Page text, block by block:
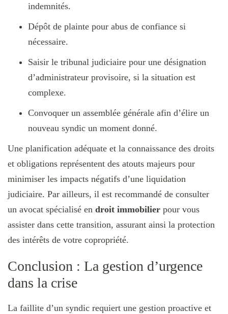
indemnités.
Dépôt de plainte pour abus de confiance si
nécessaire.
Saisir le tribunal judiciaire pour une désignation
d’administrateur provisoire, si la situation est
complexe.
Convoquer un assemblée générale afin d’élire un
nouveau syndic un moment donné.
Une planification adéquate et la connaissance des droits
et obligations représentent des atouts majeurs pour
minimiser les impacts négatifs d’une liquidation
judiciaire. Par ailleurs, il est recommandé de consulter
un avocat spécialisé en droit immobilier pour vous
assister dans cette transition, assurant ainsi la protection
des intérêts de votre copropriété.
Conclusion : La gestion d’urgence
dans la crise
La faillite d’un syndic requiert une gestion proactive et